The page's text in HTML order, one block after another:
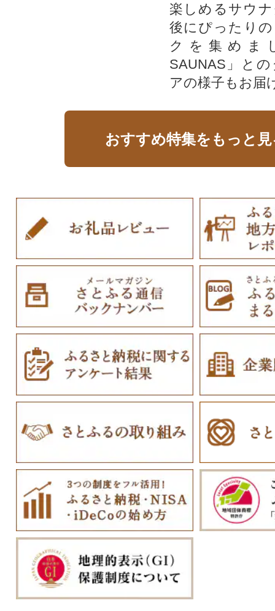
楽しめるサウ
後にぴったり
クを集めま
SAUNAS」と
アの様子もお届
おすすめ特集をもっと